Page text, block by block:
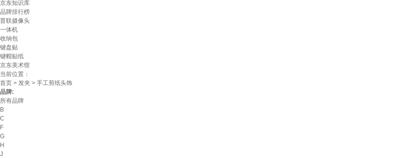
京东知识库
品牌排行榜
普联摄像头
一体机
收纳包
键盘贴
键帽贴纸
京东美术馆
当前位置：
首页 > 发夹 > 手工剪纸头饰
品牌:
所有品牌
B
C
F
G
H
J